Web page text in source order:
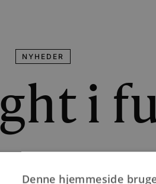
NYHEDER
i
og Hune hele ugen. I dag er
Denne hjemmeside